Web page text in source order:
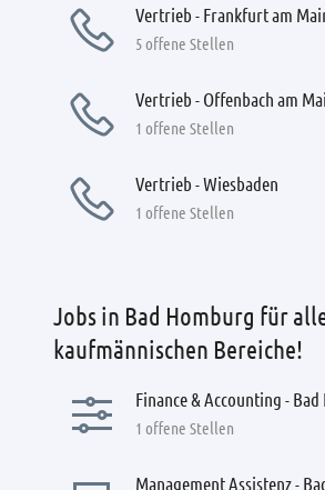
Vertrieb - Frankfurt am
5 offene Stellen
Vertrieb - Offenbach am
1 offene Stellen
Vertrieb - Wiesbaden
1 offene Stellen
Jobs in Bad Homburg für
kaufmännischen Bereiche!
Finance & Accounting -
1 offene Stellen
Management Assistenz -